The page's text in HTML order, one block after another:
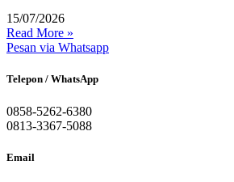
15/07/2026
Read More »
Pesan via Whatsapp
Telepon / WhatsApp
0858-5262-6380
0813-3367-5088
Email